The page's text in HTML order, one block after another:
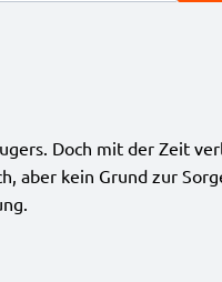
Doch mit der Zeit
aber kein Grund zur